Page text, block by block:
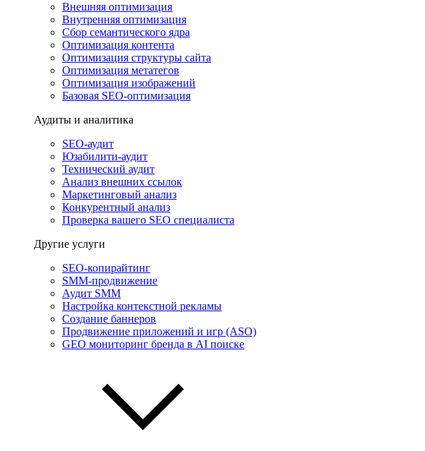
Внешняя оптимизация
Внутренняя оптимизация
Сбор семантического ядра
Оптимизация контента
Оптимизация структуры сайта
Оптимизация метатегов
Оптимизация изображений
Базовая SEO-оптимизация
Аудиты и аналитика
SEO-аудит
Юзабилити-аудит
Технический аудит
Анализ внешних ссылок
Маркетинговый анализ
Конкурентный анализ
Проверка вашего SEO специалиста
Другие услуги
SEO-копирайтинг
SMM-продвижение
Аудит SMM
Настройка контекстной рекламы
Создание баннеров
Продвижение приложений и игр (ASO)
GEO мониторинг бренда в AI поиске